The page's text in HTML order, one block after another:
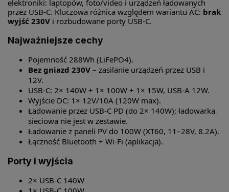
elektroniki: laptopów, foto/video i urządzeń ładowanych
przez USB-C. Kluczowa różnica względem wariantu AC: brak
wyjść 230V i rozbudowane porty USB-C.
Najważniejsze cechy
Pojemność 288Wh (LiFePO4).
Bez gniazd 230V – zasilanie urządzeń przez USB i
12V.
USB-C: 2× 140W + 1× 100W + 1× 15W, USB-A 12W.
Wyjście DC: 1× 12V/10A (120W max).
Ładowanie przez USB-C PD (do 2× 140W); ładowarka
sieciowa nie jest w zestawie.
Ładowanie z paneli PV do 100W (XT60, 11–28V, 8.2A).
Łączność Bluetooth + Wi-Fi (aplikacja).
Porty i wyjścia
2× USB-C 140W